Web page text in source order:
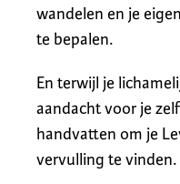
wandelen en je
te bepalen.
En terwijl je
aandacht voor je
handvatten om je
vervulling te vinden.